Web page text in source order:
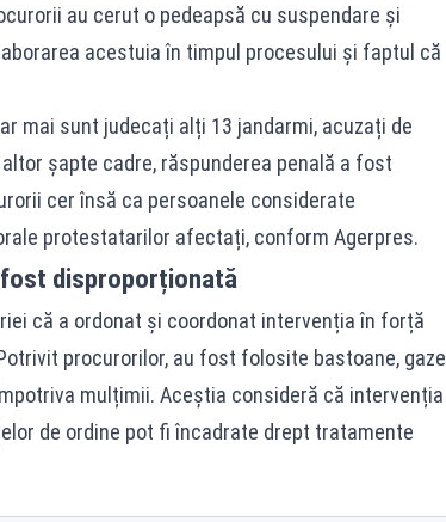
au cerut o pedeapsă cu suspendare și
acestuia în timpul procesului și faptul că
mai sunt judecați alți 13 jandarmi, acuzați de
șapte cadre, răspunderea penală a fost
cer însă ca persoanele considerate
protestatarilor afectați, conform Agerpres.
disproporționată
că a ordonat și coordonat intervenția în forță
procurorilor, au fost folosite bastoane, gaze
mulțimii. Aceștia consideră că intervenția
de ordine pot fi încadrate drept tratamente